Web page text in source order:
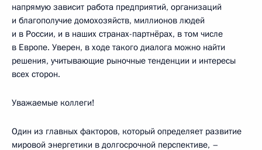
напрямую зависит работа предприятий, организаций
и благополучие домохозяйств, миллионов людей
и в России, и в наших странах-партнёрах, в том числе
в Европе. Уверен, в ходе такого диалога можно найти
решения, учитывающие рыночные тенденции и интересы
всех сторон.
Уважаемые коллеги!
Один из главных факторов, который определяет развитие
мировой энергетики в долгосрочной перспективе, –